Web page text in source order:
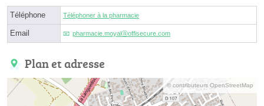
Téléphone Téléphoner à la pharmacie
Email pharmacie.moyalⓐoffisecure.com
Plan et adresse
© contributeurs OpenStreetMap